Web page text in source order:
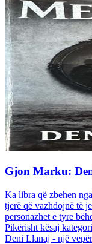
Gjon Marku:
Ka libra që zbehen
tjerë që vazhdojnë të
personazhet e tyre
Pikërisht kësaj
Deni Llanaj - një